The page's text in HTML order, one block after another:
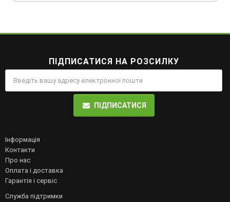
ПІДПИСАТИСЯ НА РОЗСИЛКУ
ПІДПИСАТИСЯ
Інформація
Контакти
Про нас
Оплата і доставка
Гарантія і сервіс
Служба підтримки